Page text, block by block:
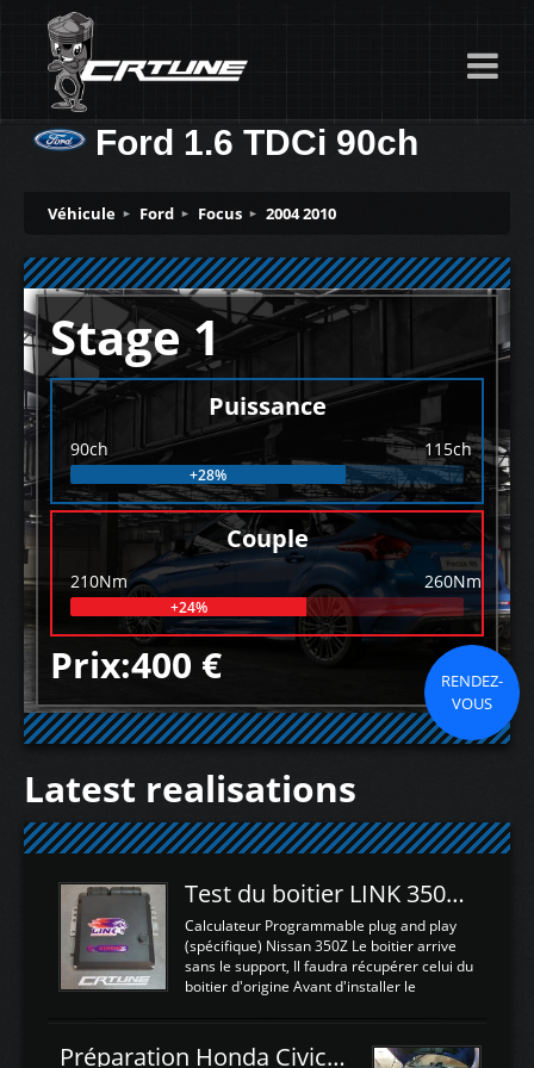
Ford 1.6 TDCi 90ch
Véhicule Ford Focus 2004 2010
Stage 1
Puissance
90ch 115ch
+28%
Couple
210Nm 260Nm
+24%
Prix:400 €
RENDEZ-
VOUS
Latest realisations
Test du boitier LINK 350Z Plugin ECU
Calculateur Programmable plug and play
(spécifique) Nissan 350Z Le boitier arrive
sans le support, Il faudra récupérer celui du
boitier d'origine Avant d'installer le
d'envoyer l'information de la large bande
Préparation Honda Civic Type R FK2